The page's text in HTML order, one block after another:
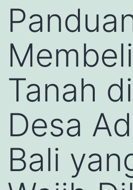
Membeli
Tanah di
Desa
Bali